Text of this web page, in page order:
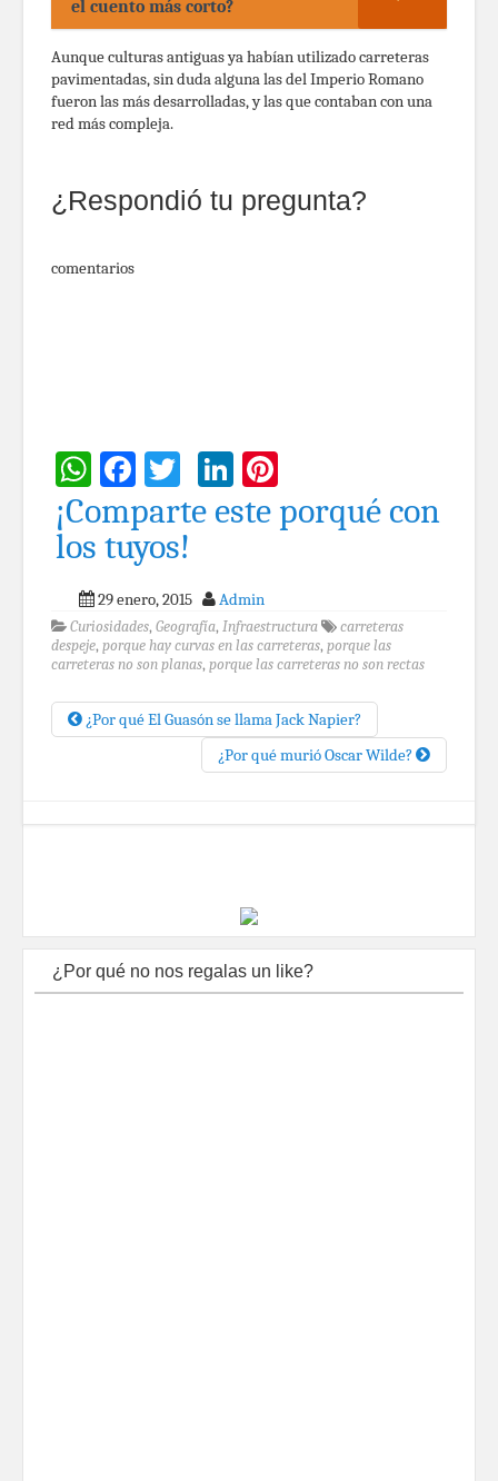
el cuento más corto?
Aunque culturas antiguas ya habían utilizado carreteras
pavimentadas, sin duda alguna las del Imperio Romano
fueron las más desarrolladas, y las que contaban con una
red más compleja.
¿Respondió tu pregunta?
comentarios
WhatsApp
Facebook
TwitterLinkedIn
¡Comparte este porqué con
los tuyos!
29 enero, 2015 Admin
Curiosidades, Geografía, Infraestructura
carreteras
despeje, porque hay curvas en las carreteras, porque las
carreteras no son planas, porque las carreteras no son rectas
¿Por qué El Guasón se llama Jack Napier?
¿Por qué murió Oscar Wilde?
¿Por qué no nos regalas un like?